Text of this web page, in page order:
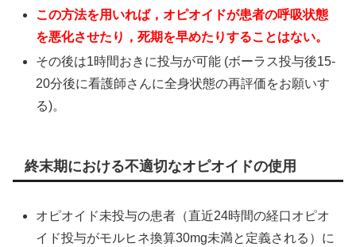
この方法を用いれば，オピオイドが患者の呼吸状態
を悪化させたり，死期を早めたりすることはない。
その後は1時間おきに投与が可能 (ボーラス投与後15-
20分後に看護師さんに全身状態の再評価をお願いす
る)。
終末期における不適切なオピオイドの使用
オピオイド未投与の患者（直近24時間の経口オピオ
イド投与がモルヒネ換算30mg未満と定義される）に